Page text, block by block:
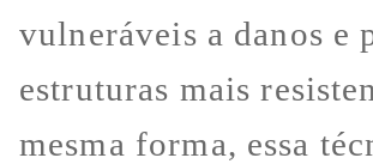
vulneráveis a danos e
estruturas mais
mesma forma, essa